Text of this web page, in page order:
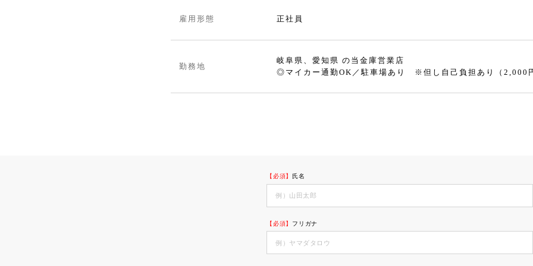
雇用形態 正社員
勤務地
岐阜県、愛知県 の当金庫営業店
◎マイカー通勤OK／駐車場あり ※但し自己負担あり（2,000
【必須】 氏名
【必須】 フリガナ